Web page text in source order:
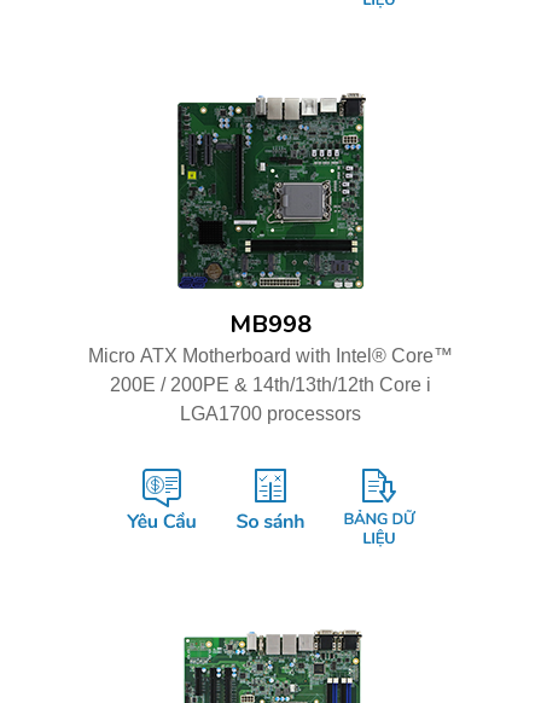
MB998
Micro ATX Motherboard with Intel® Core™
200E / 200PE & 14th/13th/12th Core i
LGA1700 processors